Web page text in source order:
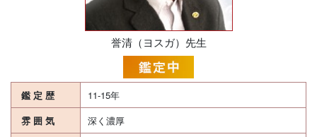
誉清（ヨスガ）先生
鑑 定 歴
11-15年
雰 囲 気
深く濃厚